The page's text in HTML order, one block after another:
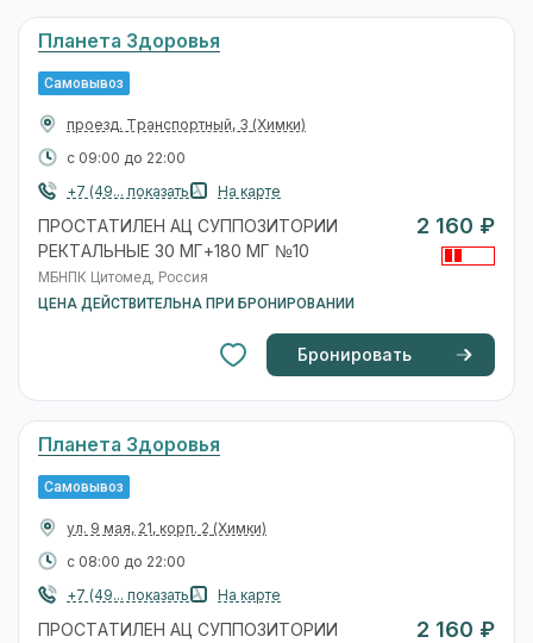
Планета Здоровья
Самовывоз
проезд. Транспортный, 3 (Химки)
с 09:00 до 22:00
+7 (49... показать
На карте
ПРОСТАТИЛЕН АЦ СУППОЗИТОРИИ
РЕКТАЛЬНЫЕ 30 МГ+180 МГ №10
МБНПК Цитомед, Россия
ЦЕНА ДЕЙСТВИТЕЛЬНА ПРИ БРОНИРОВАНИИ
2 160 ₽
Бронировать
Планета Здоровья
Самовывоз
ул. 9 мая, 21, корп. 2 (Химки)
с 08:00 до 22:00
+7 (49... показать
На карте
ПРОСТАТИЛЕН АЦ СУППОЗИТОРИИ
2 160 ₽